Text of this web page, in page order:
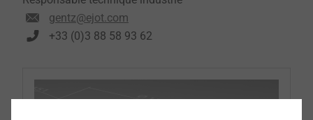
gentz@ejot.com
+33 (0)3 88 58 93 62